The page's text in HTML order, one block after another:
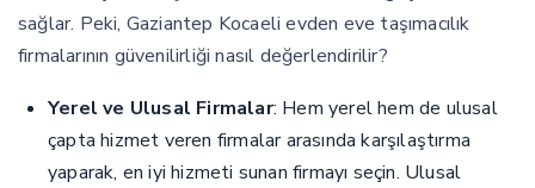
sağlar. Peki, Gaziantep Kocaeli evden eve taşımacılık
firmalarının güvenilirliği nasıl değerlendirilir?
Yerel ve Ulusal Firmalar: Hem yerel hem de ulusal
çapta hizmet veren firmalar arasında karşılaştırma
yaparak, en iyi hizmeti sunan firmayı seçin. Ulusal